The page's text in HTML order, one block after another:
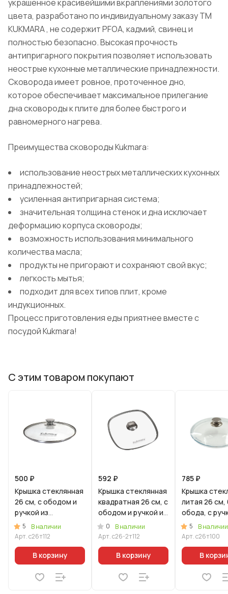
украшенное красивейшими вкраплениями золотого
цвета, разработано по индивидуальному заказу ТМ
KUKMARA , не содержит PFOA, кадмий, свинец и
полностью безопасно. Высокая прочность
антипригарного покрытия позволяет использовать
неострые кухонные металлические принадлежности.
Сковорода имеет ровное, проточенное дно,
которое обеспечивает максимальное прилегание
дна сковороды к плите для более быстрого и
равномерного нагрева.
Преимущества сковороды Kukmara:
использование неострых металлических кухонных
принадлежностей;
усиленная антипригарная система;
значительная толщина стенок и дна исключает
деформацию корпуса сковороды;
возможность использования минимального
количества масла;
продукты не пригорают и сохраняют свой вкус;
легкость мытья;
подходит для всех типов плит, кроме
индукционных.
Процесс приготовления еды приятнее вместе с
посудой Kukmara!
С этим товаром покупают
500 ₽
Крышка стеклянная
26 см, с ободом и
ручкой из
нерж.стали, деколь
серая
5
В наличии
Арт.с26т112
В корзину
592 ₽
Крышка стеклянная
квадратная 26 см, с
ободом и ручкой из
нерж. стали,
деколь серая
0
В наличии
Арт.с26-2т112
В корзину
785 ₽
Крышка
литая 26 см,
обода, с
нерж.стали
5
В наличии
Арт.с26т100
В